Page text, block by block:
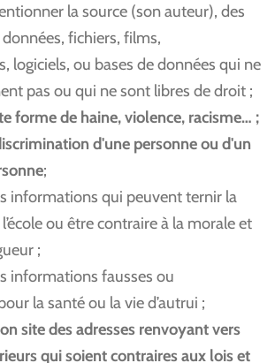
la source (son auteur), des
fichiers, films,
logiciels, ou bases de données qui ne
pas ou qui ne sont libres de droit ;
forme de haine, violence, racisme… ;
d'une personne ou d'un
;
informations qui peuvent ternir la
ou être contraire à la morale et
;
informations fausses ou
la santé ou la vie d’autrui ;
site des adresses renvoyant vers
qui soient contraires aux lois et